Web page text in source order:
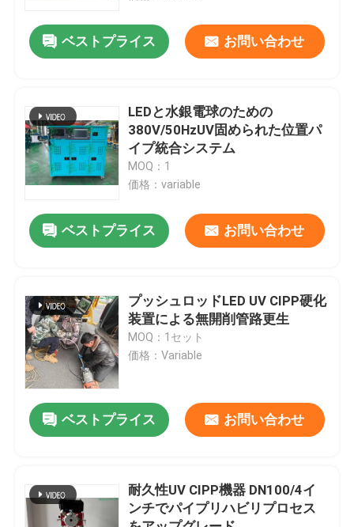
プロダクト
私達について
工場旅行
私達に連絡しなさい
ニュース
引用を要求しなさい
紫外線治されたCIPP
ベストプライス お問い合わせ
LEDと水銀電球のための
380V/50HzUV固められた位置パ
イプ統合システム
MOQ：1
価格：variable
ベストプライス お問い合わせ
プッシュロッドLED UV CIPP硬化
装置による無開削管路更生
MOQ：1セット
価格：Variable
ベストプライス お問い合わせ
耐久性UV CIPP機器 DN100/4イ
ンチでパイプリハビリプロセス